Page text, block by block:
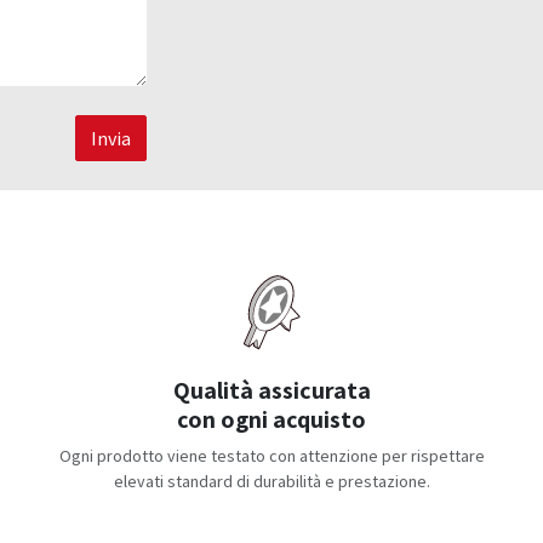
Invia
Qualità assicurata
con ogni acquisto
Ogni prodotto viene testato con attenzione per rispettare
elevati standard di durabilità e prestazione.